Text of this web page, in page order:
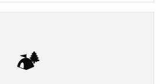
🏕️